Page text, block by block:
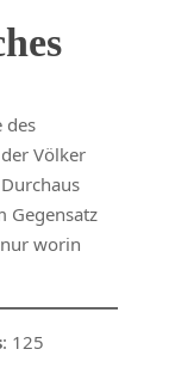
des
Völker
Gegensatz
worin
: 125